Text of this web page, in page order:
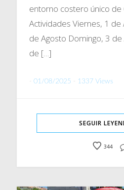
entorno costero único de
Actividades Viernes, 1 de
de Agosto Domingo, 3
de […]
- 01/08/2025 - 1337 Views
SEGUIR
344